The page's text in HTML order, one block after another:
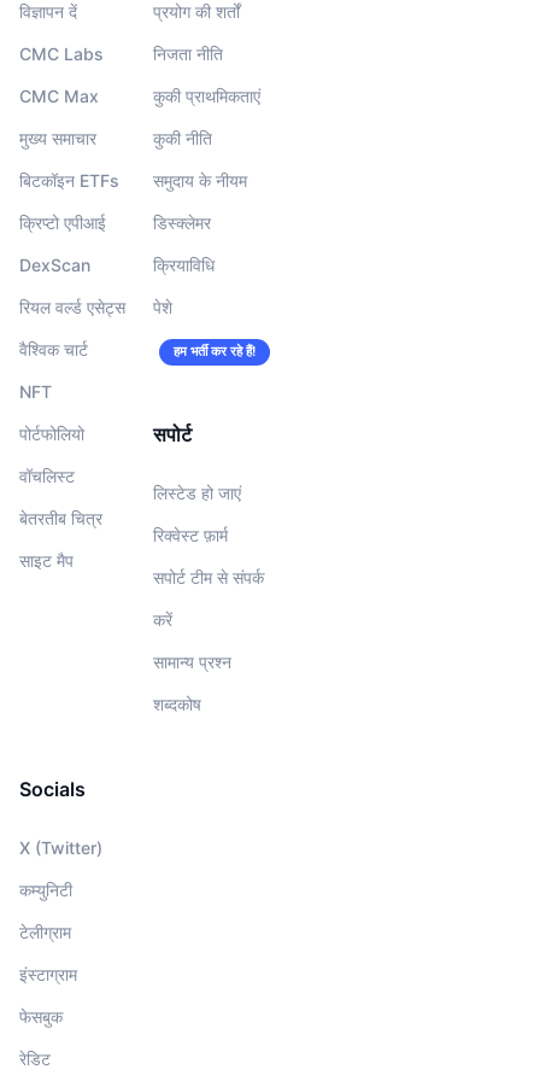
आगामी सेल
सीखें और कमाएँ
ICO कैलेंडर
घटनाक्रमो का कलैंडर
विज्ञापन दें
CMC Labs
CMC Max
मुख्य समाचार
बिटकॉइन ETFs
क्रिप्टो एपीआई
DexScan
रियल वर्ल्ड एसेट्स
वैश्विक चार्ट
NFT
पोर्टफोलियो
वॉचलिस्‍ट
बेतरतीब चित्र
साइट मैप
प्रयोग की शर्तों
निजता नीति
कुकी प्राथमिकताएं
कुकी नीति
समुदाय के नीयम
डिस्क्लेमर
क्रियाविधि
पेशे
हम भर्ती कर रहे हैं!
सपोर्ट
लिस्टेड हो जाएं
रिक्वेस्ट फ़ार्म
सपोर्ट टीम से संपर्क
करें
सामान्य प्रश्न
शब्दकोष
Socials
X (Twitter)
कम्युनिटी
टेलीग्राम
इंस्टाग्राम
फेसबुक
रेडिट